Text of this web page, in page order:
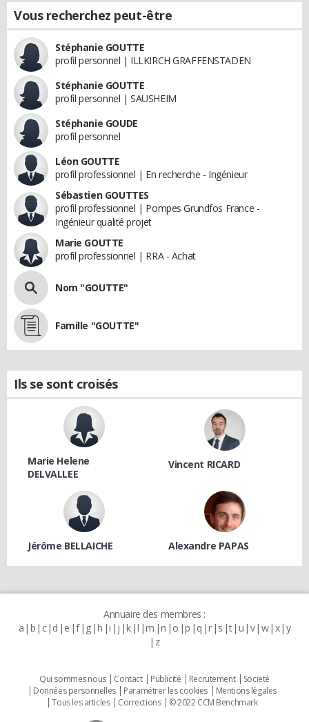
Vous recherchez peut-être
Stéphanie GOUTTE
profil personnel | ILLKIRCH GRAFFENSTADEN
Stéphanie GOUTTE
profil personnel | SAUSHEIM
Stéphanie GOUDE
profil personnel
Léon GOUTTE
profil professionnel | En recherche - Ingénieur
Sébastien GOUTTES
profil professionnel | Pompes Grundfos France -
Ingénieur qualité projet
Marie GOUTTE
profil professionnel | RRA - Achat
Nom "GOUTTE"
Famille "GOUTTE"
Ils se sont croisés
Marie Helene
DELVALLEE
Vincent RICARD
Jérôme BELLAICHE Alexandre PAPAS
Annuaire des membres :
a b c d e f g h i j k l m n o p q r s t u v w x y
z
Qui sommes nous Contact Publicité Recrutement
Societé
Données personnelles
Paramétrer les cookies
Mentions légales
Tous les articles
Corrections © 2022 CCM Benchmark